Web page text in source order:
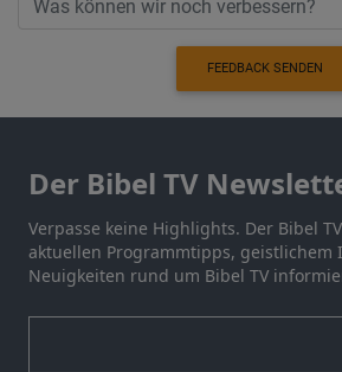
FEEDBACK SENDEN
Der Bibel TV
Verpasse keine Highlights. Der Bibel
aktuellen Programmtipps, geistlichem
Neuigkeiten rund um Bibel TV